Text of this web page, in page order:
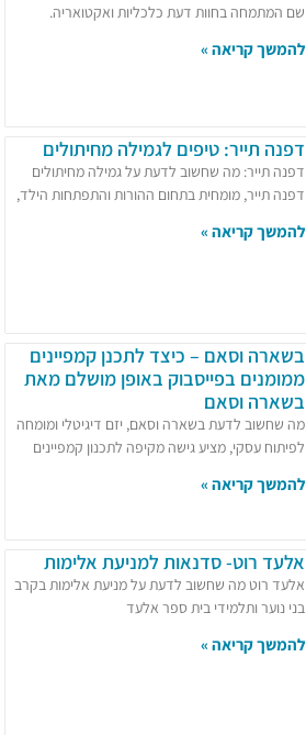
שם המתמחה בחוות דעת כלכליות ואקטואריה.
להמשך קריאה »
דפנה תייר: טיפים לגמילה מחיתולים
דפנה תייר: מה שחשוב לדעת על גמילה מחיתולים
דפנה תייר, מומחית בתחום ההורות והתפתחות הילד,
להמשך קריאה »
בשארה וסאם – כיצד לתכנן קמפיינים
ממומנים בפייסבוק באופן מושלם מאת
בשארה וסאם
מה שחשוב לדעת בשארה וסאם, יזם דיגיטלי ומומחה
לפיתוח עסקי, מציע גישה מקיפה לתכנון קמפיינים
להמשך קריאה »
אלעד רוט- סדנאות למניעת אלימות
אלעד רוט מה שחשוב לדעת על מניעת אלימות בקרב
בני נוער ותלמידי בית ספר אלעד
להמשך קריאה »